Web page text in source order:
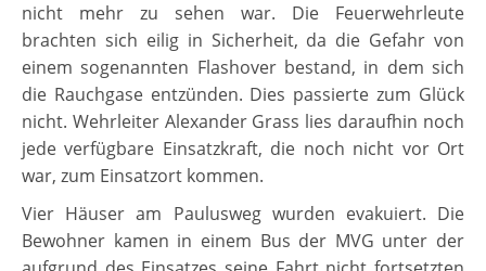
nicht mehr zu sehen war. Die Feuerwehrleute
brachten sich eilig in Sicherheit, da die Gefahr von
einem sogenannten Flashover bestand, in dem sich
die Rauchgase entzünden. Dies passierte zum Glück
nicht. Wehrleiter Alexander Grass lies daraufhin noch
jede verfügbare Einsatzkraft, die noch nicht vor Ort
war, zum Einsatzort kommen.
Vier Häuser am Paulusweg wurden evakuiert. Die
Bewohner kamen in einem Bus der MVG unter der